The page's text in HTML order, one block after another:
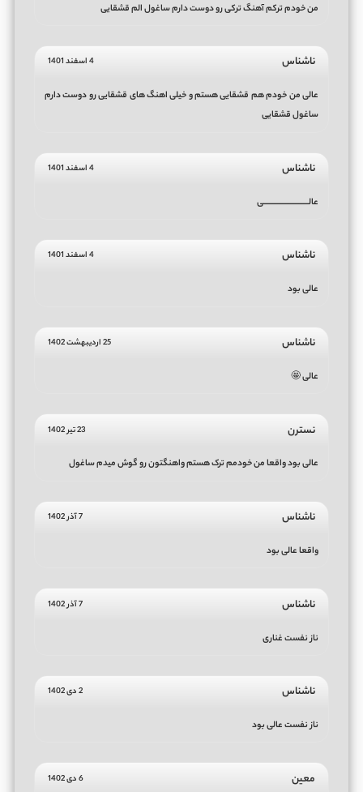
من خودم ترکم آهنگ ترکی رو دوست دارم ساغول الم قشقایی
ناشناس 4 اسفند 1401
عالی من خودم هم قشقایی هستم و خیلی اهنگ های قشقایی رو دوست دارم
ساغول قشقایی
ناشناس 4 اسفند 1401
عالــــــــــــــــــــــــــــی
ناشناس 4 اسفند 1401
عالی بود
ناشناس 25 اردیبهشت 1402
عالی 🤩
نسترن 23 تیر 1402
عالی بود واقعا من خودمم ترک هستم واهنگتون رو گوش میدم ساغول
ناشناس 7 آذر 1402
واقعا عالی بود
ناشناس 7 آذر 1402
ناز نفست غناری
ناشناس 2 دی 1402
ناز نفست عالی بود
معین 6 دی 1402